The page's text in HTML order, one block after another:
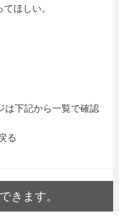
ほしい。
は下記から一覧で確認
る
きます。